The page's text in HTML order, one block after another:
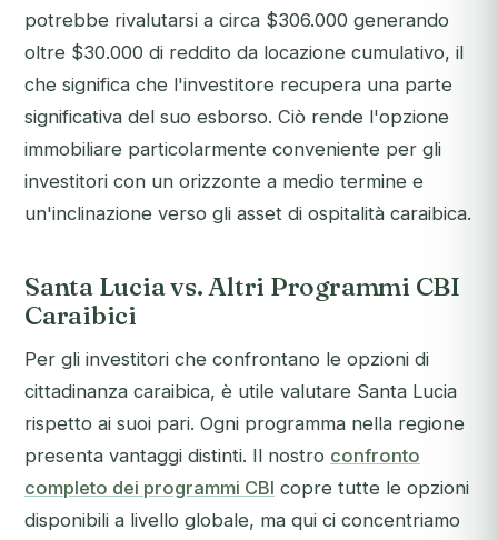
potrebbe rivalutarsi a circa $306.000 generando
oltre $30.000 di reddito da locazione cumulativo, il
che significa che l'investitore recupera una parte
significativa del suo esborso. Ciò rende l'opzione
immobiliare particolarmente conveniente per gli
investitori con un orizzonte a medio termine e
un'inclinazione verso gli asset di ospitalità caraibica.
Santa Lucia vs. Altri Programmi CBI
Caraibici
Per gli investitori che confrontano le opzioni di
cittadinanza caraibica, è utile valutare Santa Lucia
rispetto ai suoi pari. Ogni programma nella regione
presenta vantaggi distinti. Il nostro confronto
completo dei programmi CBI copre tutte le opzioni
disponibili a livello globale, ma qui ci concentriamo